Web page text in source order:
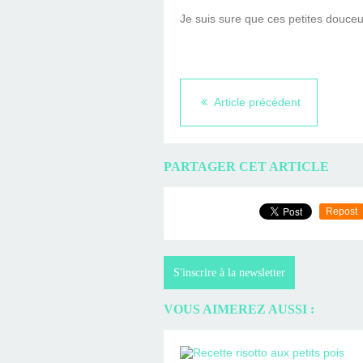
Je suis sure que ces petites
Article précédent
PARTAGER CET ARTICLE
Repost
S'inscrire à la newsletter
VOUS AIMEREZ AUSSI :